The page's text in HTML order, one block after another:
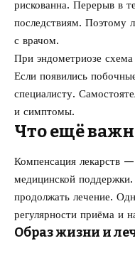
рискованна. Перерыв в
последствиям. Поэтому
с врачом.
При эндометриозе схема
Если появились
специалисту.
и симптомы.
Что ещё
Компенсация лекарств
медицинской
продолжать лечение.
регулярности приёма и
Образ жизни и